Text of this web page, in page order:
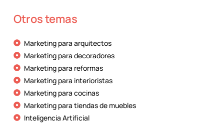
Otros temas
Marketing para arquitectos
Marketing para decoradores
Marketing para reformas
Marketing para interioristas
Marketing para cocinas
Marketing para tiendas de muebles
Inteligencia Artificial